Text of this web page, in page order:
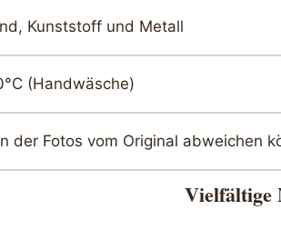
Kunststoff und Metall
(Handwäsche)
der Fotos vom Original abweichen
Vielfältige